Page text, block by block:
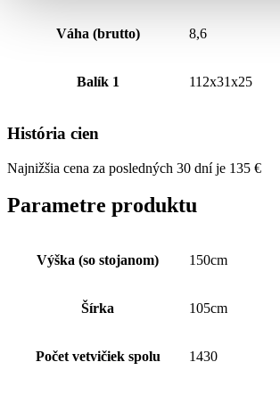
Váha (brutto) 8,6
Balík 1 112x31x25
História cien
Najnižšia cena za posledných 30 dní je 135 €
Parametre produktu
Výška (so stojanom) 150cm
Šírka 105cm
Počet vetvičiek spolu 1430